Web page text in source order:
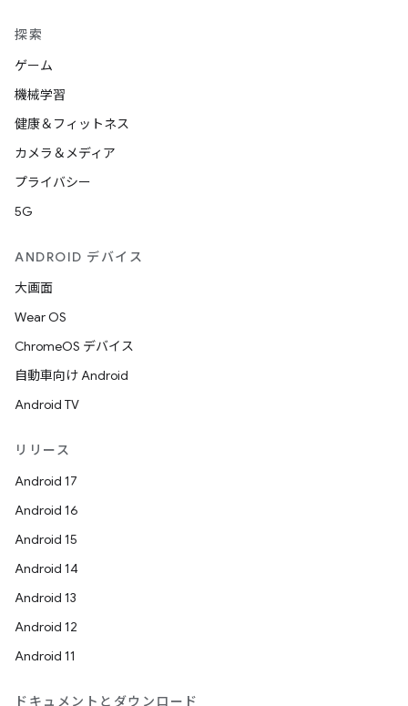
探索
ゲーム
機械学習
健康＆フィットネス
カメラ＆メディア
プライバシー
5G
ANDROID デバイス
大画面
Wear OS
ChromeOS デバイス
自動車向け Android
Android TV
リリース
Android 17
Android 16
Android 15
Android 14
Android 13
Android 12
Android 11
ドキュメントとダウンロード